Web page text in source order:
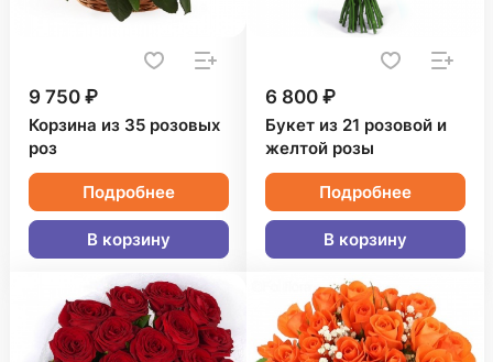
9 750 ₽
Корзина из 35 розовых
роз
Подробнее
В корзину
6 800 ₽
Букет из 21 розовой и
желтой розы
Подробнее
В корзину